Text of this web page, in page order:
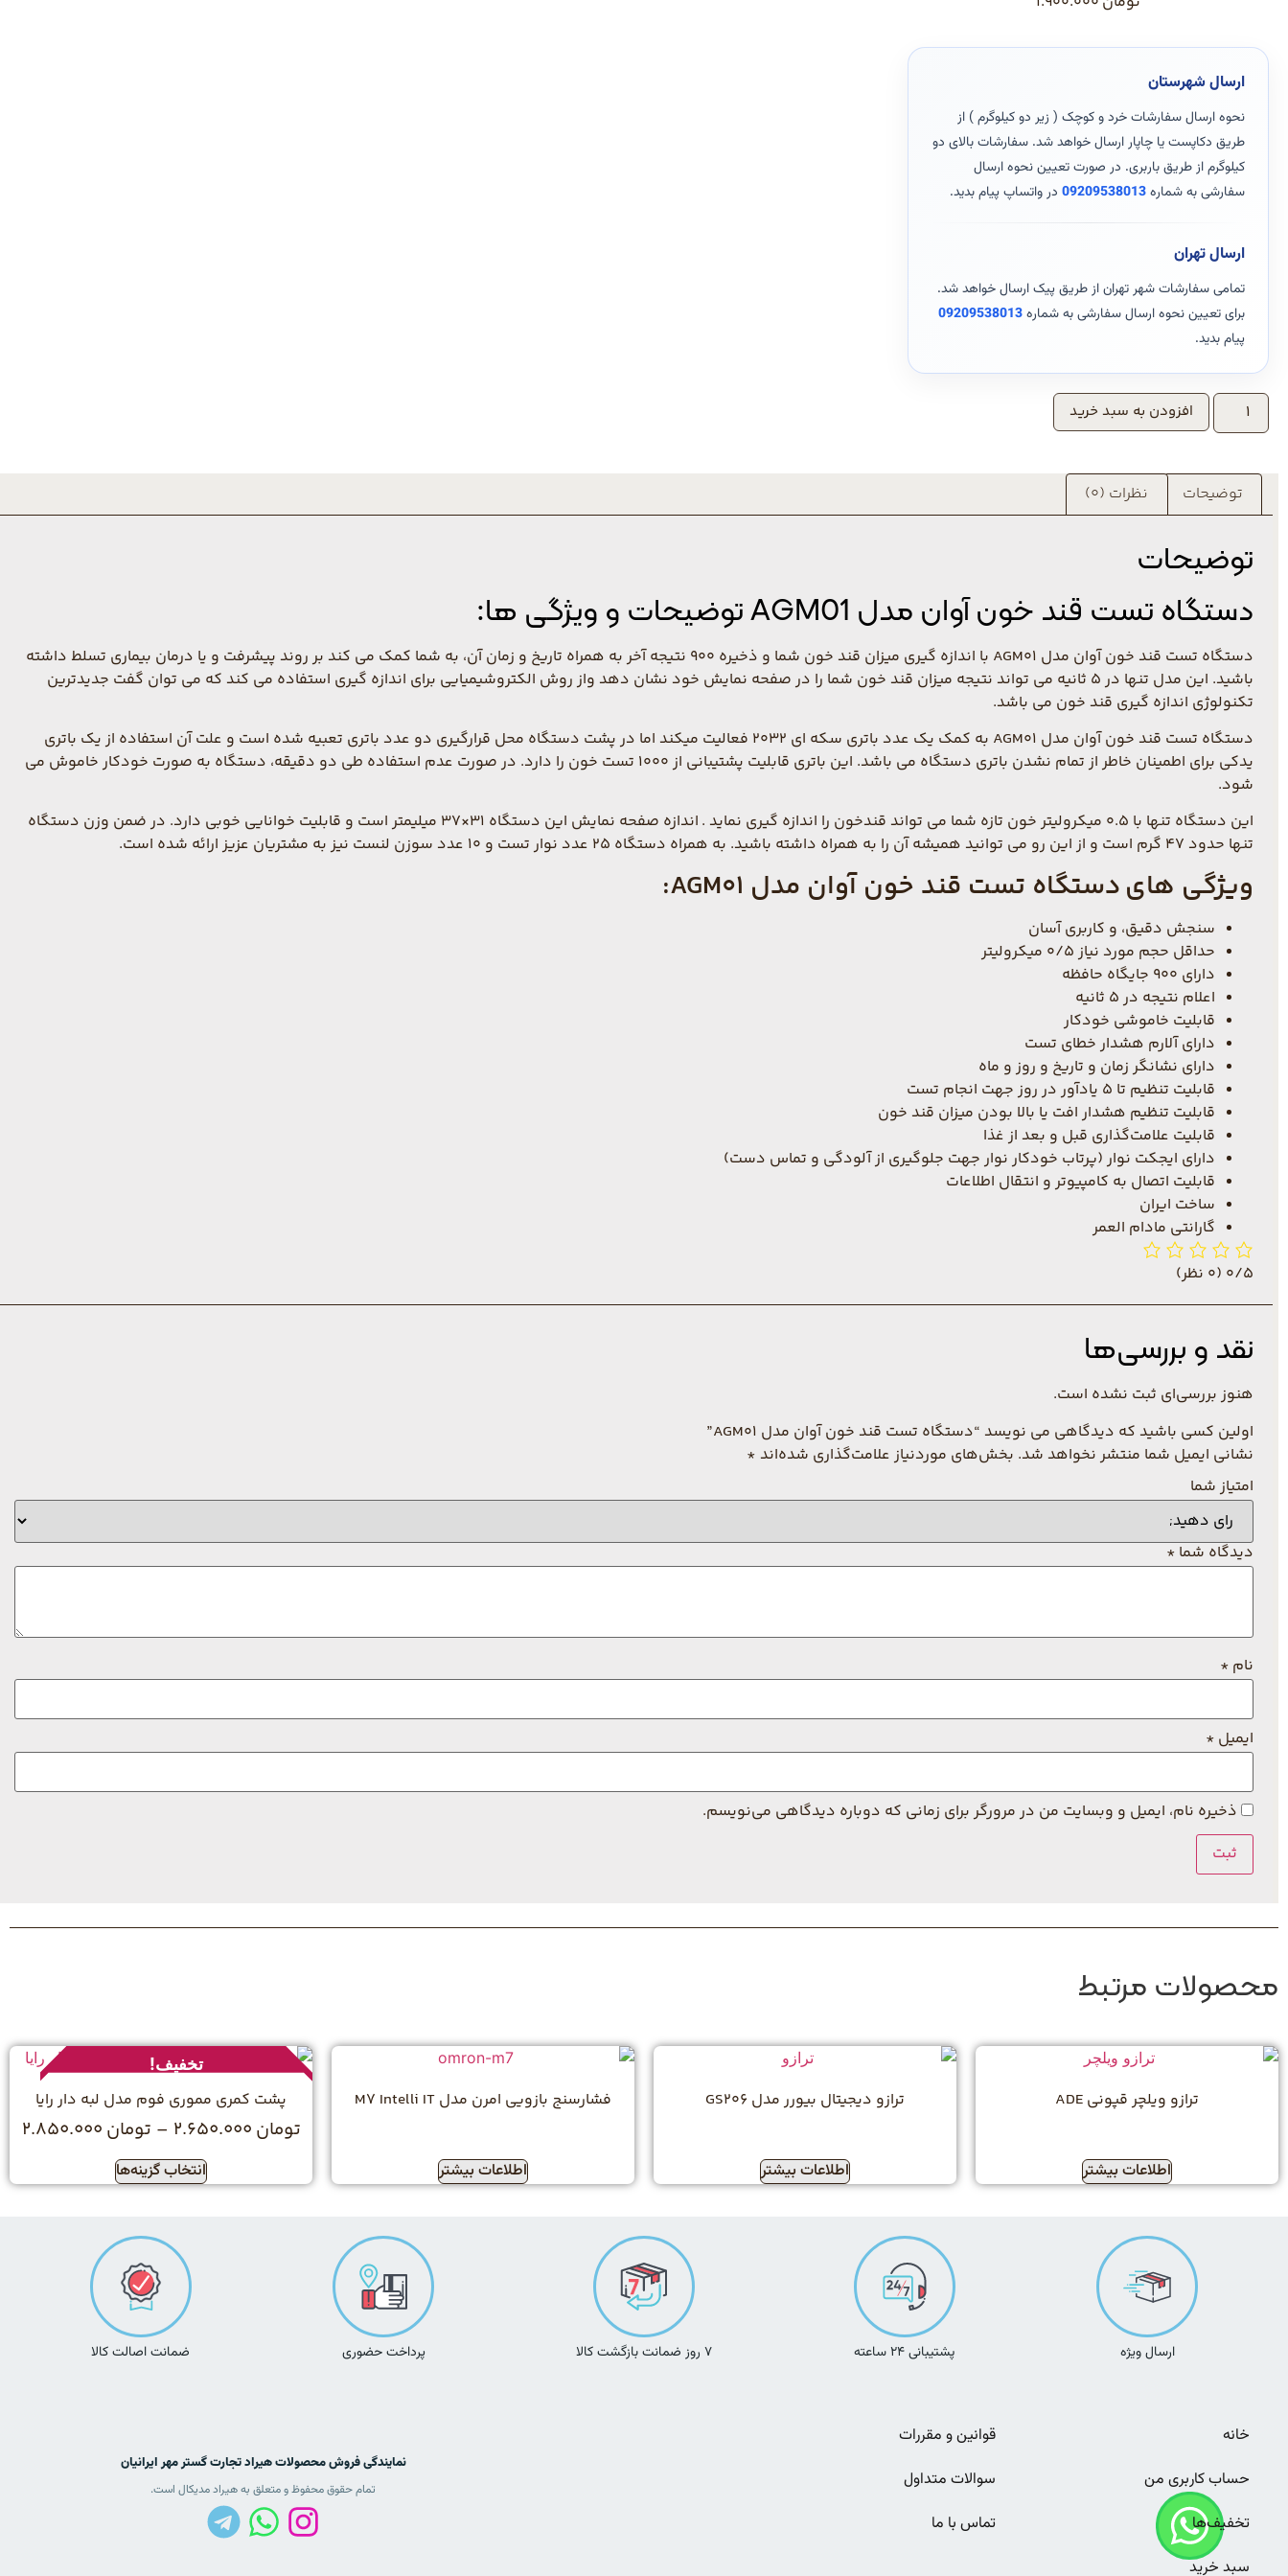
ارسال شهرستان
نحوه ارسال سفارشات خرد و کوچک ( زیر دو کیلوگرم ) از
طریق دکاپست یا چاپار ارسال خواهد شد. سفارشات بالای دو
کیلوگرم از طریق باربری. در صورت تعیین نحوه ارسال
سفارشی به شماره09209538013 در واتساپ پیام بدید.
ارسال تهران
تمامی سفارشات شهر تهران از طریق پیک ارسال خواهد شد.
برای تعیین نحوه ارسال سفارشی به شماره09209538013
پیام بدید.
افزودن به سبد خرید
توضیحات نظرات (0)
توضیحات
دستگاه تست قند خون آوان مدل AGM01 توضیحات و ویژگی ها:
دستگاه تست قند خون آوان مدل AGM01 با اندازه گیری میزان قند خون شما و ذخیره 900 نتیجه آخر به همراه تاریخ و زمان آن، به شما کمک می کند بر روند پیشرفت و یا درمان بیماری تسلط داشته
باشید. این مدل تنها در 5 ثانیه می تواند نتیجه میزان قند خون شما را در صفحه نمایش خود نشان دهد واز روش الکتروشیمیایی برای اندازه گیری استفاده می کند که می توان گفت جدیدترین
تکنولوژی اندازه گیری قند خون می باشد.
دستگاه تست قند خون آوان مدل AGM01 به کمک یک عدد باتری سکه ای 2032 فعالیت میکند اما در پشت دستگاه محل قرارگیری دو عدد باتری تعبیه شده است و علت آن استفاده از یک باتری
یدکی برای اطمینان خاطر از تمام نشدن باتری دستگاه می باشد. این باتری قابلیت پشتیبانی از 1000 تست خون را دارد. در صورت عدم استفاده طی دو دقیقه، دستگاه به صورت خودکار خاموش می
شود.
این دستگاه تنها با 0.5 میکرولیتر خون تازه شما می تواند قندخون را اندازه گیری نماید . اندازه صفحه نمایش این دستگاه 31×37 میلیمتر است و قابلیت خوانایی خوبی دارد. در ضمن وزن دستگاه
تنها حدود 47 گرم است و از این رو می توانید همیشه آن را به همراه داشته باشید. به همراه دستگاه 25 عدد نوار تست و 10 عدد سوزن لنست نیز به مشتریان عزیز ارائه شده است.
ویژگی های دستگاه تست قند خون آوان مدل AGM01:
سنجش دقیق، و کاربری آسان
حداقل حجم مورد نیاز 0/5 میکرولیتر
دارای 900 جایگاه حافظه
اعلام نتیجه در 5 ثانیه
قابلیت خاموشی خودکار
دارای آلارم هشدار خطای تست
دارای نشانگر زمان و تاریخ و روز و ماه
قابلیت تنظیم تا 5 یادآور در روز جهت انجام تست
قابلیت تنظیم هشدار افت یا بالا بودن میزان قند خون
قابلیت علامت‌گذاری قبل و بعد از غذا
دارای ایجکت نوار (پرتاب خودکار نوار جهت جلوگیری از آلودگی و تماس دست)
قابلیت اتصال به کامپیوتر و انتقال اطلاعات
ساخت ایران
گارانتی مادام العمر
0/5 (0 نظر)
نقد و بررسی‌ها
هنوز بررسی‌ای ثبت نشده است.
اولین کسی باشید که دیدگاهی می نویسد “دستگاه تست قند خون آوان مدل AGM01”
نشانی ایمیل شما منتشر نخواهد شد. بخش‌های موردنیاز علامت‌گذاری شده‌اند *
امتیاز شما
دیدگاه شما *
نام *
ایمیل *
ذخیره نام، ایمیل و وبسایت من در مرورگر برای زمانی که دوباره دیدگاهی می‌نویسم.
محصولات مرتبط
ترازو ویلچر قپونی ADE
اطلاعات بیشتر
ترازو دیجیتال بیورر مدل GS206
اطلاعات بیشتر
فشارسنج بازویی امرن مدل M7 Intelli IT
اطلاعات بیشتر
تخفیف!
پشت کمری مموری فوم مدل لبه دار رایا
تومان – تومان
انتخاب گزینه‌ها
ارسال ویژه پشتیبانی ۲۴ ساعته ۷ روز ضمانت بازگشت کالا پرداخت حضوری ضمانت اصالت کالا
خانه
حساب کاربری من
تخفیف‌ها
سبد خرید
قوانین و مقررات
سوالات متداول
تماس با ما
نمایندگی فروش محصولات هیراد تجارت گستر مهر ایرانیان
تمام حقوق محفوظ و متعلق به هیراد مدیکال است.